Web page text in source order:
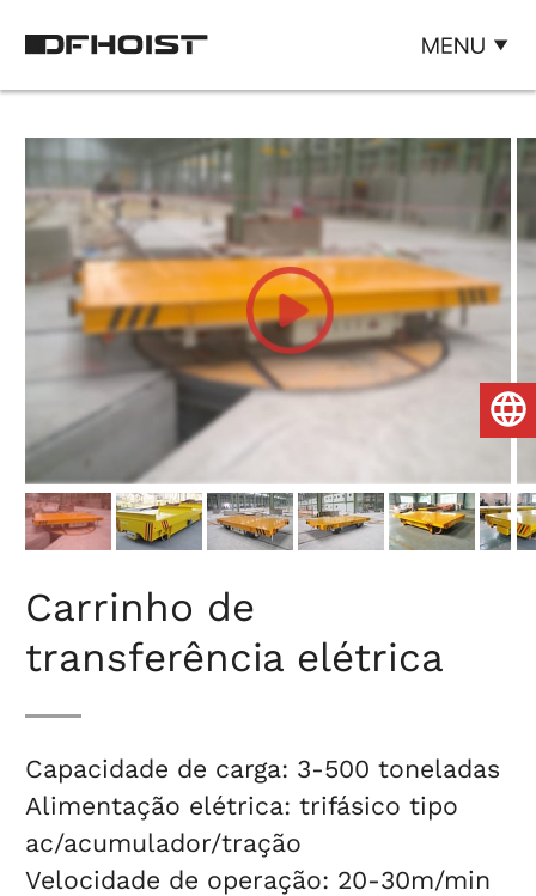
Carrinho de
transferência elétrica
Capacidade de carga: 3-500 toneladas
Alimentação elétrica: trifásico tipo
ac/acumulador/tração
Velocidade de operação: 20-30m/min